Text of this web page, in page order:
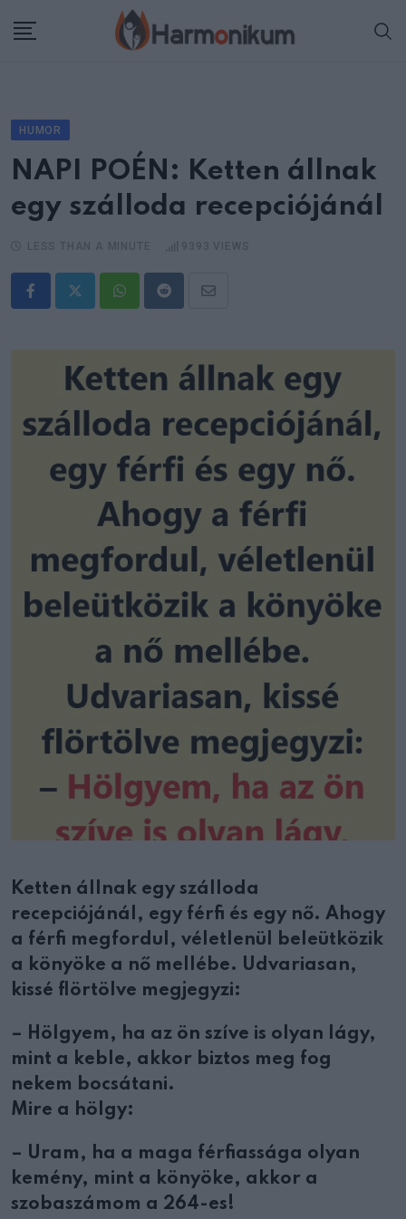
HUMOR
NAPI POÉN: Ketten állnak
egy szálloda recepciójánál
WhatsappRedditShare
Ketten állnak egy szálloda
recepciójánál, egy férfi és egy nő. Ahogy
a férfi megfordul, véletlenül beleütközik
a könyöke a nő mellébe. Udvariasan,
kissé flörtölve megjegyzi:
– Hölgyem, ha az ön szíve is olyan lágy,
mint a keble, akkor biztos meg fog
nekem bocsátani.
Mire a hölgy:
– Uram, ha a maga férfiassága olyan
kemény, mint a könyöke, akkor a
szobaszámom a 264-es!